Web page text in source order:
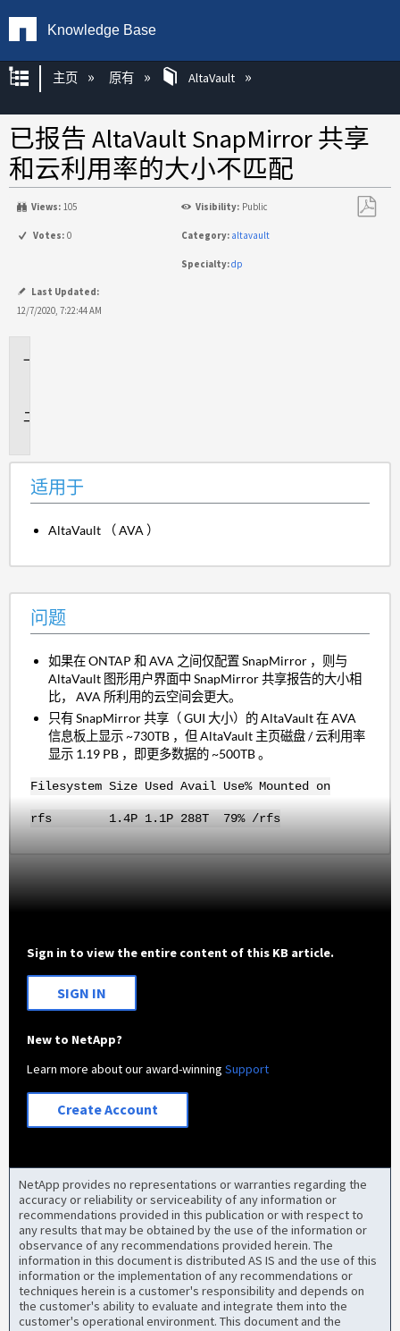
Knowledge Base
扩展/隐缩全局层次
主页 原有 AltaVault
已报告 AltaVault SnapMirror 共享
和云利用率的大小不匹配
Views: 105 Visibility: Public
Votes: 0 Category: altavault
Specialty:dp
Last Updated:
12/7/2020, 7:22:44 AM
适用于
AltaVault （ AVA ）
问题
如果在 ONTAP 和 AVA 之间仅配置 SnapMirror ，则与
AltaVault 图形用户界面中 SnapMirror 共享报告的大小相
比， AVA 所利用的云空间会更大。
只有 SnapMirror 共享（ GUI 大小）的 AltaVault 在 AVA
信息板上显示 ~730TB ，但 AltaVault 主页磁盘 / 云利用率
显示 1.19 PB ，即更多数据的 ~500TB 。
Filesystem Size Used Avail Use% Mounted on
rfs 1.4P 1.1P 288T 79% /rfs
Sign in to view the entire content of this KB article.
SIGN IN
New to NetApp?
Learn more about our award-winningSupport
Create Account
NetApp provides no representations or warranties regarding the
accuracy or reliability or serviceability of any information or
recommendations provided in this publication or with respect to
any results that may be obtained by the use of the information or
observance of any recommendations provided herein. The
information in this document is distributed AS IS and the use of this
information or the implementation of any recommendations or
techniques herein is a customer's responsibility and depends on
the customer's ability to evaluate and integrate them into the
customer's operational environment. This document and the